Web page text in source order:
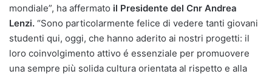
mondiale”, ha affermato il Presidente del Cnr Andrea
Lenzi. “Sono particolarmente felice di vedere tanti giovani
studenti qui, oggi, che hanno aderito ai nostri progetti: il
loro coinvolgimento attivo é essenziale per promuovere
una sempre più solida cultura orientata al rispetto e alla